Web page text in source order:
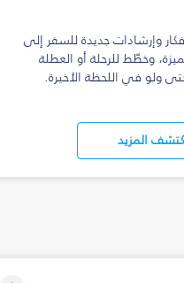
وإرشادات جديدة للسفر إلى
وخطّط للرحلة أو العطلة
حتى ولو في اللحظة الأخيرة.
المزيد